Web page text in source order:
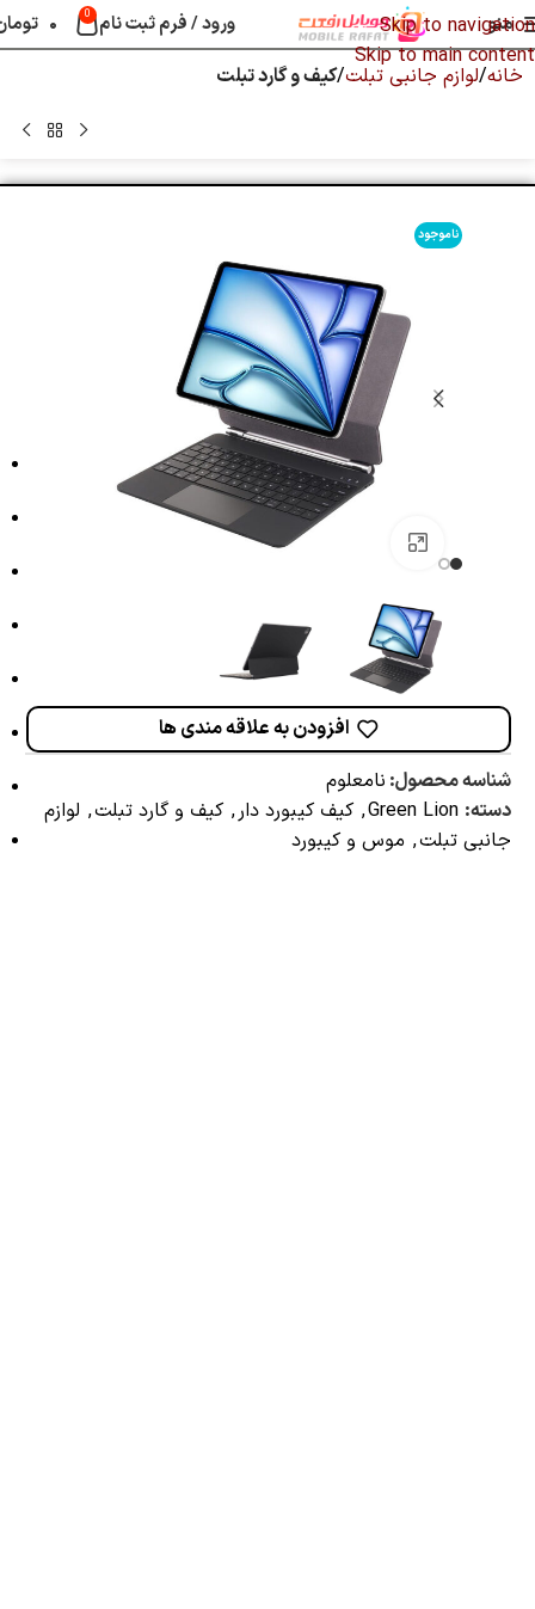
Skip to navigation
Skip to main content
منو ورود / فرم ثبت نام 0 ۰
خانه لوازم جانبی تبلت کیف و گارد تبلت
ناموجود
برای بزرگنمایی کلیک کنید
افزودن به علاقه مندی ها
شناسه محصول: نامعلوم
دسته: Green Lion
, کیف کیبورد دار, کیف و گارد تبلت, لوازم
جانبی تبلت, موس و کیبورد